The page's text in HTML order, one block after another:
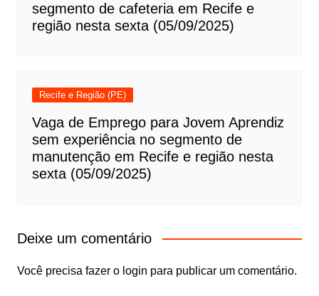
segmento de cafeteria em Recife e
região nesta sexta (05/09/2025)
Recife e Região (PE)
Vaga de Emprego para Jovem Aprendiz
sem experiência no segmento de
manutenção em Recife e região nesta
sexta (05/09/2025)
Deixe um comentário
Você precisa fazer o login para publicar um comentário.